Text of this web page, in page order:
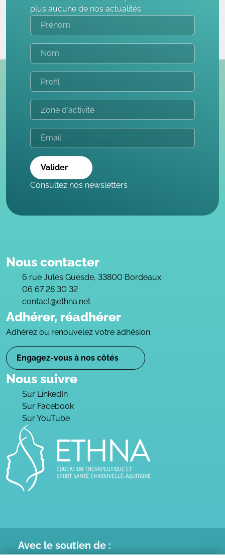
plus aucune de nos actualités.
Valider
Consultez nos newsletters
Nous contacter
6 rue Jules Guesde, 33800 Bordeaux
06 67 28 30 32
contact@ethna.net
Adhérer, réadhérer
Adhérez ou renouvelez votre adhésion.
Engagez-vous à nos côtés
Nous suivre
Sur LinkedIn
Sur Facebook
Sur YouTube
Avec le soutien de :